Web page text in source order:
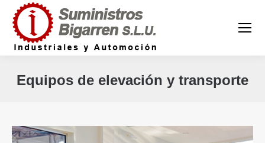
Equipos de elevación y transporte